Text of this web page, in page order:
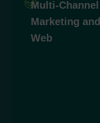
Multi-Channel
Marketing and
Web